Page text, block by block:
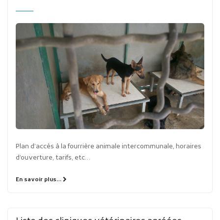
Plan d’accès à la fourrière animale intercommunale, horaires
d’ouverture, tarifs, etc…
En savoir plus…